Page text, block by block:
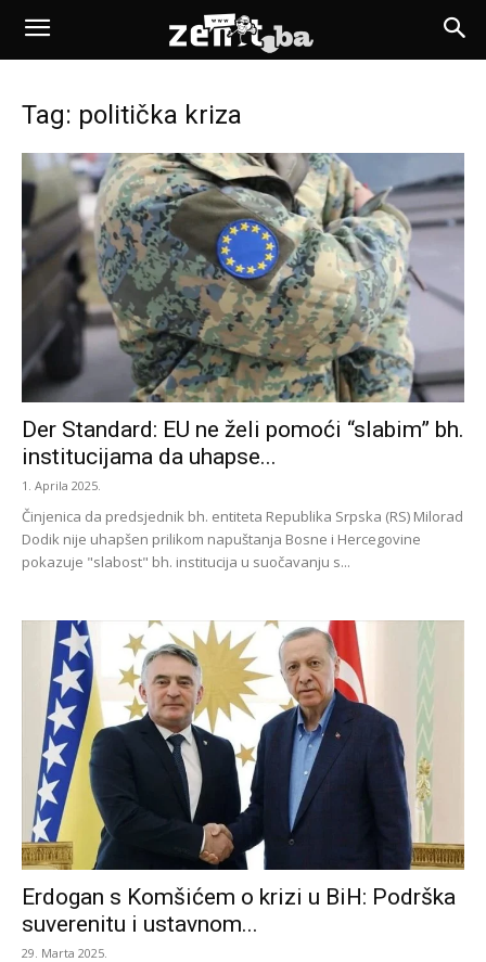
Tag: politička kriza
Der Standard: EU ne želi pomoći “slabim” bh.
institucijama da uhapse...
1. Aprila 2025.
Činjenica da predsjednik bh. entiteta Republika Srpska (RS) Milorad
Dodik nije uhapšen prilikom napuštanja Bosne i Hercegovine
pokazuje "slabost" bh. institucija u suočavanju s...
Erdogan s Komšićem o krizi u BiH: Podrška
suverenitu i ustavnom...
29. Marta 2025.